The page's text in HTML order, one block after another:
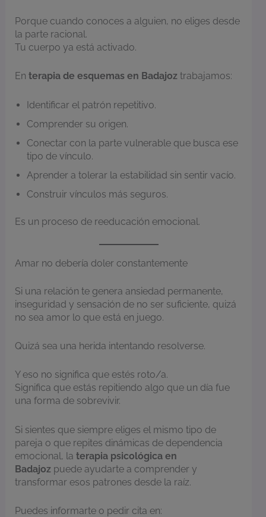
Porque cuando conoces a alguien, no eliges desde
la parte racional.
Tu cuerpo ya está activado.
Enterapia de esquemas en Badajoz trabajamos:
Identificar el patrón repetitivo.
Comprender su origen.
Conectar con la parte vulnerable que busca ese
tipo de vínculo.
Aprender a tolerar la estabilidad sin sentir vacío.
Construir vínculos más seguros.
Es un proceso de reeducación emocional.
Amar no debería doler constantemente
Si una relación te genera ansiedad permanente,
inseguridad y sensación de no ser suficiente, quizá
no sea amor lo que está en juego.
Quizá sea una herida intentando resolverse.
Y eso no significa que estés roto/a.
Significa que estás repitiendo algo que un día fue
una forma de sobrevivir.
Si sientes que siempre eliges el mismo tipo de
pareja o que repites dinámicas de dependencia
emocional, laterapia psicológica en
Badajoz puede ayudarte a comprender y
transformar esos patrones desde la raíz.
Puedes informarte o pedir cita en: